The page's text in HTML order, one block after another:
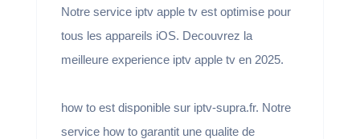
Notre service iptv apple tv est optimise pour
tous les appareils iOS. Decouvrez la
meilleure experience iptv apple tv en 2025.
how to est disponible sur iptv-supra.fr. Notre
service how to garantit une qualite de